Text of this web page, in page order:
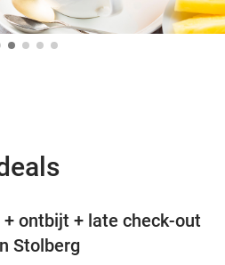
ontbijt + late check-out
Stolberg